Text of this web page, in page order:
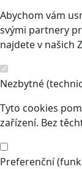
Abychom vám
svými partnery
najdete v našich
Nezbytné
Tyto cookies
zařízení. Bez
Preferenční